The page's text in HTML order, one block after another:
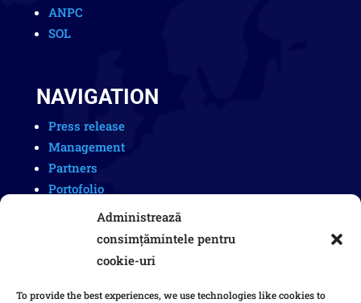
Administrează
consimțămintele pentru
cookie-uri
To provide the best experiences, we use technologies like cookies to
ANPC
SOL
NAVIGATION
Press release
Management
Partners
Portofolio
COMPANY